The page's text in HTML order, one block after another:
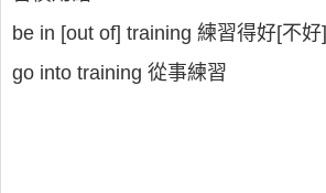
be in [out of] training 練習得好[不好]
go into training 從事練習